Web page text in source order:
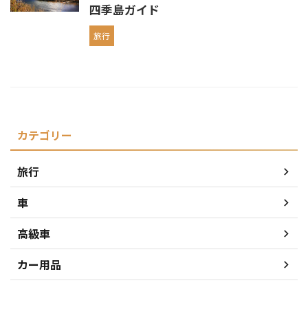
四季島ガイド
旅行
カテゴリー
旅行
車
高級車
カー用品